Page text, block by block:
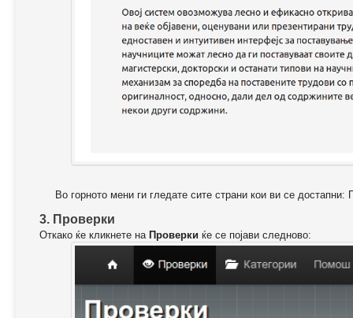
Во горното мени ги гледате сите страни кои ви се
3. Проверки
Откако ќе кликнете на Проверки ќе се појави следново: